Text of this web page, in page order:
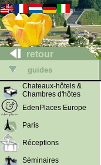
retour
guides
Chateaux-hôtels &
Chambres d'hôtes
EdenPlaces Europe
Paris
Réceptions
Séminaires